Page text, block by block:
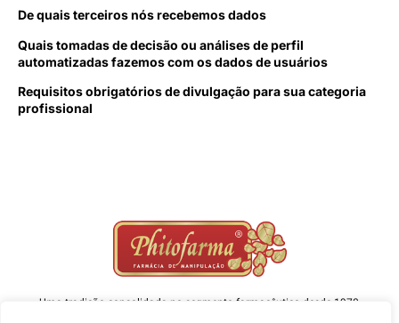
De quais terceiros nós recebemos dados
Quais tomadas de decisão ou análises de perfil
automatizadas fazemos com os dados de usuários
Requisitos obrigatórios de divulgação para sua categoria
profissional
Uma tradição consolidada no segmento farmacêutico desde 1970,